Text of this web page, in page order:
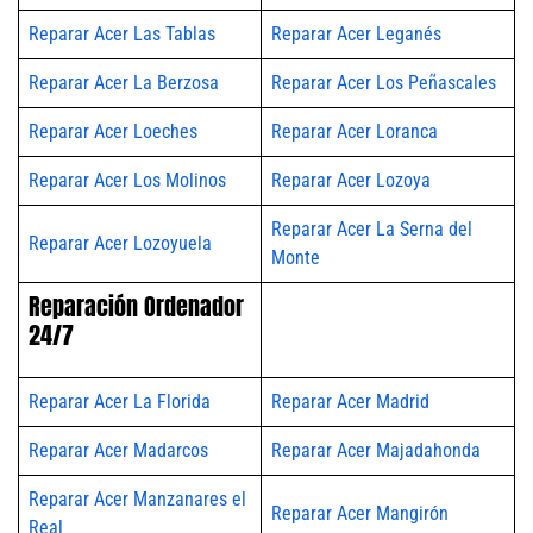
Reparar Acer Las Tablas Reparar Acer Leganés
Reparar Acer La Berzosa Reparar Acer Los Peñascales
Reparar Acer Loeches Reparar Acer Loranca
Reparar Acer Los Molinos Reparar Acer Lozoya
Reparar Acer Lozoyuela
Reparar Acer La Serna del
Monte
Reparación Ordenador
24/7
Reparar Acer La Florida Reparar Acer Madrid
Reparar Acer Madarcos Reparar Acer Majadahonda
Reparar Acer Manzanares el
Real
Reparar Acer Mangirón